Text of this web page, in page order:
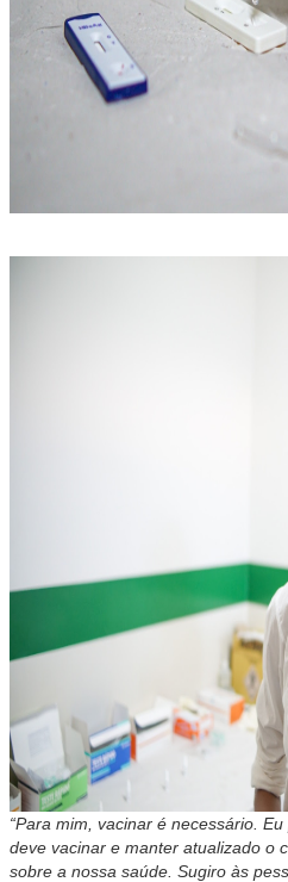
“Para mim, vacinar é necessário.
deve vacinar e manter atualizado o
sobre a nossa saúde. Sugiro às